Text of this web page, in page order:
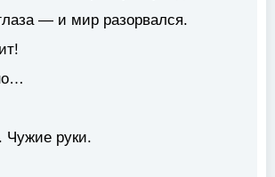
— и мир разорвался.
Чужие руки.